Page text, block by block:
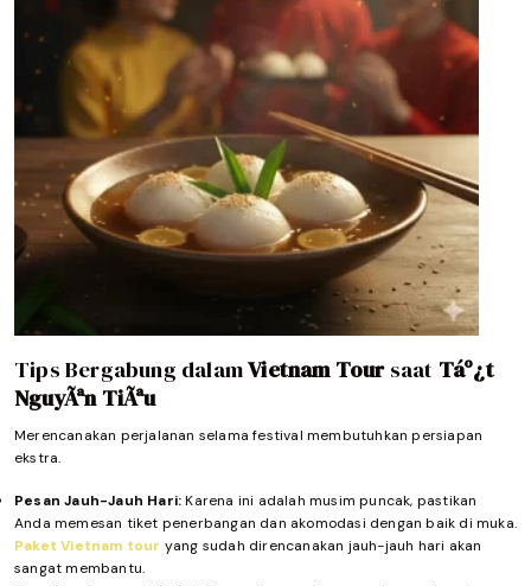
Tips Bergabung dalamVietnam Toursaat Táº¿t
NguyÃªn TiÃªu
Merencanakan perjalanan selama festival membutuhkan persiapan
ekstra.
Pesan Jauh-Jauh Hari:Karena ini adalah musim puncak, pastikan
Anda memesan tiket penerbangan dan akomodasi dengan baik di muka.
Paket Vietnam tour yang sudah direncanakan jauh-jauh hari akan
sangat membantu.